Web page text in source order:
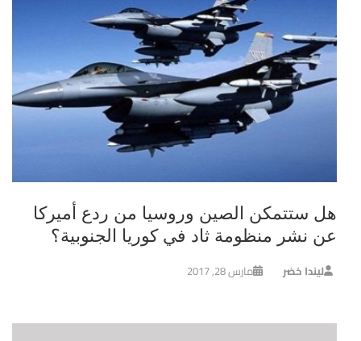
هل ستتمكن الصين وروسيا من ردع أميركا
عن نشر منظومة ثاد في كوريا الجنوبية؟
ليندا خضر مارس 28, 2017